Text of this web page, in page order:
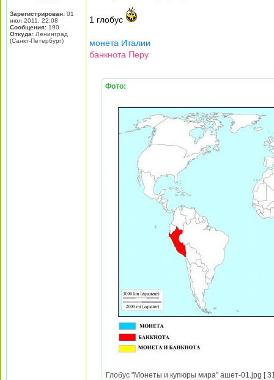
Зарегистрирован: 01
июл 2011, 22:08
Сообщения: 190
Откуда: Ленинград
(Санкт-Петербург)
1 глобус
монета Италии
банкнота Перу
Фото:
Глобус "Монеты и купюры мира" ашет-01.jpg [